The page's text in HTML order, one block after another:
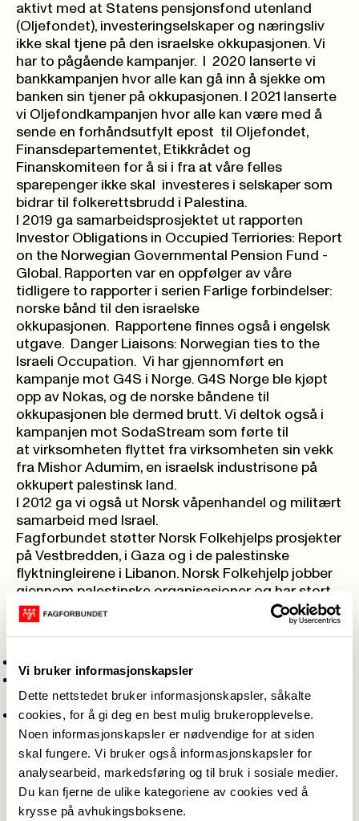
Vi bruker informasjonskapsler
Dette nettstedet bruker informasjonskapsler, såkalte
cookies, for å gi deg en best mulig brukeropplevelse.
Noen informasjonskapsler er nødvendige for at siden
skal fungere. Vi bruker også informasjonskapsler for
analysearbeid, markedsføring og til bruk i sosiale medier.
Du kan fjerne de ulike kategoriene av cookies ved å
krysse på avhukingsboksene.
aktivt med at Statens pensjonsfond utenland
(Oljefondet), investeringselskaper og næringsliv
ikke skal tjene på den israelske okkupasjonen. Vi
har to pågående kampanjer. I 2020 lanserte vi
bankkampanjen hvor alle kan gå inn å sjekke om
banken sin tjener på okkupasjonen. I 2021 lanserte
vi Oljefondkampanjen hvor alle kan være med å
sende en forhåndsutfylt epost til Oljefondet,
Finansdepartementet, Etikkrådet og
Finanskomiteen for å si i fra at våre felles
sparepenger ikke skal investeres i selskaper som
bidrar til folkerettsbrudd i Palestina.
I 2019 ga samarbeidsprosjektet ut rapporten
Investor Obligations in Occupied Terriories: Report
on the Norwegian Governmental Pension Fund -
Global . Rapporten var en oppfølger av våre
tidligere to rapporter i serien Farlige forbindelser:
norske bånd til den israelske
okkupasjonen. Rapportene finnes også i engelsk
utgave. Danger Liaisons: Norwegian ties to the
Israeli Occupation. Vi har gjennomført en
kampanje mot G4S i Norge. G4S Norge ble kjøpt
opp av Nokas, og de norske båndene til
okkupasjonen ble dermed brutt. Vi deltok også i
kampanjen mot SodaStream som førte til
at virksomheten flyttet fra virksomheten sin vekk
fra Mishor Adumim, en israelsk industrisone på
okkupert palestinsk land.
I 2012 ga vi også ut Norsk våpenhandel og militært
samarbeid med Israel .
Fagforbundet støtter Norsk Folkehjelps prosjekter
på Vestbredden, i Gaza og i de palestinske
flyktningleirene i Libanon. Norsk Folkehjelp jobber
gjennom palestinske organisasjoner og har stort
fokus på demokrati og rettigheter. Fagforbundet
støtter studenter, kvinner, bønder og fiskere.
Aisha Association for Woman and Child
Protection
Students' Forum Institute (SFI)
Fagforbundets ambassadørkorps for Palestina
En viktig del av prosjektet er å formidle kunnskap
og engasjement blant våre tillitsvalgte og
medlemmer. Vi har derfor opprettet